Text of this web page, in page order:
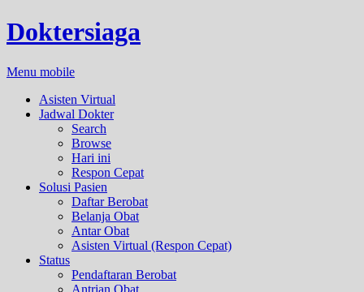
Doktersiaga
Menu mobile
Asisten Virtual
Jadwal Dokter
Search
Browse
Hari ini
Respon Cepat
Solusi Pasien
Daftar Berobat
Belanja Obat
Antar Obat
Asisten Virtual (Respon Cepat)
Status
Pendaftaran Berobat
Antrian Obat